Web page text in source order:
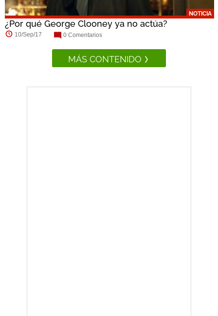
NOTICIA
¿Por qué George Clooney ya no actúa?
10/Sep/17 0 Comentarios
MÁS CONTENIDO